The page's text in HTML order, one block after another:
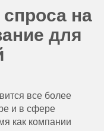
на
для
все более
и в сфере
как компании